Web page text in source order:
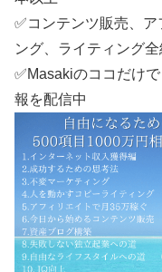
✅コンテンツ販売、
ング、ライティング全
✅Masakiのココだけ
報を配信中